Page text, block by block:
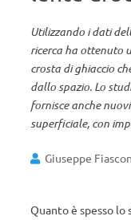
Utilizzando i dati
ricerca ha ottenuto
crosta di ghiaccio
dallo spazio. Lo
fornisce anche
superficiale, con
Giuseppe
Quanto è spesso